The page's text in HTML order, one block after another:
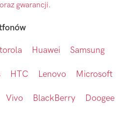
gwarancji.
Huawei Samsung
HTC Lenovo Microsoft
Vivo BlackBerry Doogee